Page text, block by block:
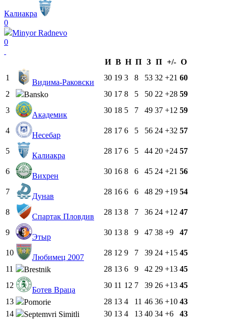
Калиакра
0
Minyor Radnevo
0
И В Н П З П +/- О
1
Видима-Раковски
30 19 3 8 53 32 +21 60
2
Bansko 30 17 8 5 50 22 +28 59
3
Академик
30 18 5 7 49 37 +12 59
4
Несебар
28 17 6 5 56 24 +32 57
5
Калиакра
28 17 6 5 44 20 +24 57
6
Вихрен
30 16 8 6 45 24 +21 56
7
Дунав
28 16 6 6 48 29 +19 54
8
Спартак Пловдив
28 13 8 7 36 24 +12 47
9
Этыр
30 13 8 9 47 38 +9 47
10
Любимец 2007
28 12 9 7 39 24 +15 45
11
Brestnik 28 13 6 9 42 29 +13 45
12
Ботев Враца
30 11 12 7 39 26 +13 45
13
Pomorie 28 13 4 11 46 36 +10 43
14
Septemvri Simitli 30 13 4 13 40 34 +6
43